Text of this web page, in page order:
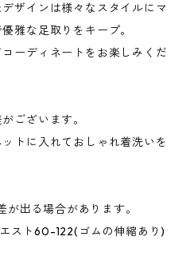
ザインは様々なスタイルにマ
雅な足取りをキープ。
ーディネートをお楽しみくだ
ございます。
トに入れておしゃれ着洗いを
出る場合があります。
スト60-122(ゴムの伸縮あり)